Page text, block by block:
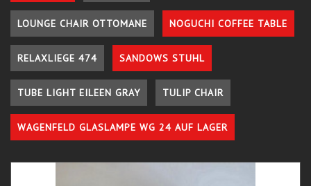
LOUNGE CHAIR OTTOMANE NOGUCHI COFFEE TABLE
RELAXLIEGE 474 SANDOWS STUHL
TUBE LIGHT EILEEN GRAY TULIP CHAIR
WAGENFELD GLASLAMPE WG 24 AUF LAGER